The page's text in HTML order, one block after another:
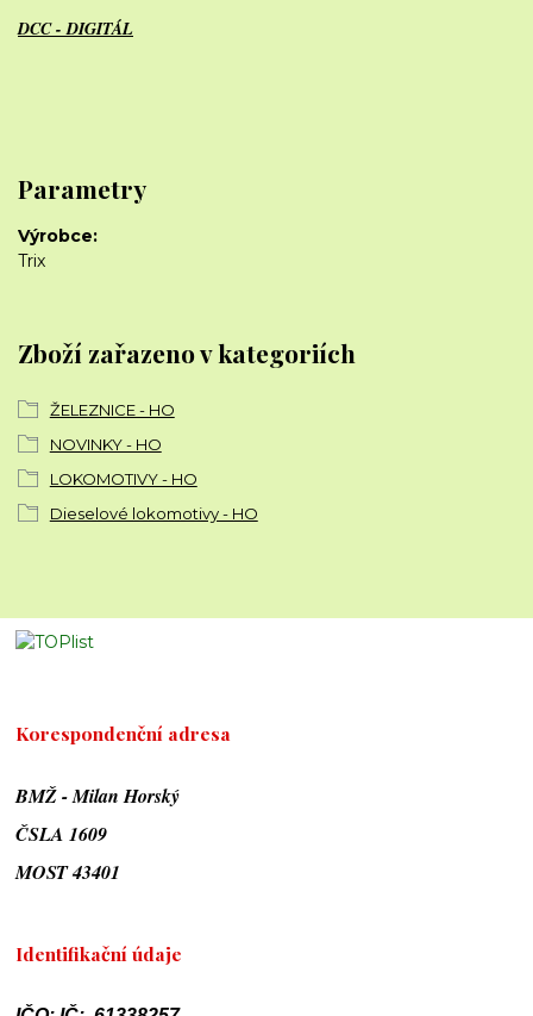
DCC - DIGITÁL
Parametry
Výrobce
Trix
Zboží zařazeno v kategoriích
ŽELEZNICE - HO
NOVINKY - HO
LOKOMOTIVY - HO
Dieselové lokomotivy - HO
Korespondenční adresa
BMŽ - Milan Horský
ČSLA 1609
MOST 43401
Identifikační údaje